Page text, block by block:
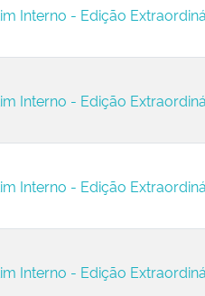
Interno - Edição
Interno - Edição
Interno - Edição
Interno - Edição